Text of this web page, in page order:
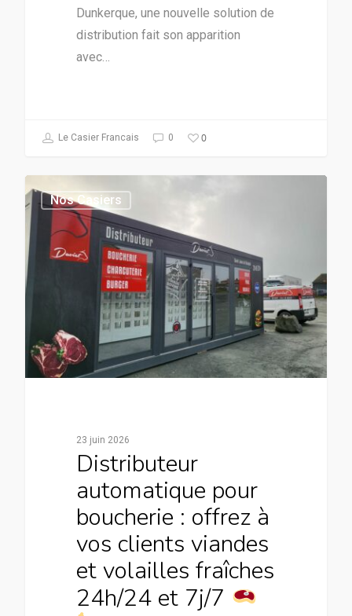
Dunkerque, une nouvelle solution de
distribution fait son apparition
avec…
Le Casier Francais 0 0
Nos Casiers
23 juin 2026
Distributeur
automatique pour
boucherie : offrez à
vos clients viandes
et volailles fraîches
24h/24 et 7j/7